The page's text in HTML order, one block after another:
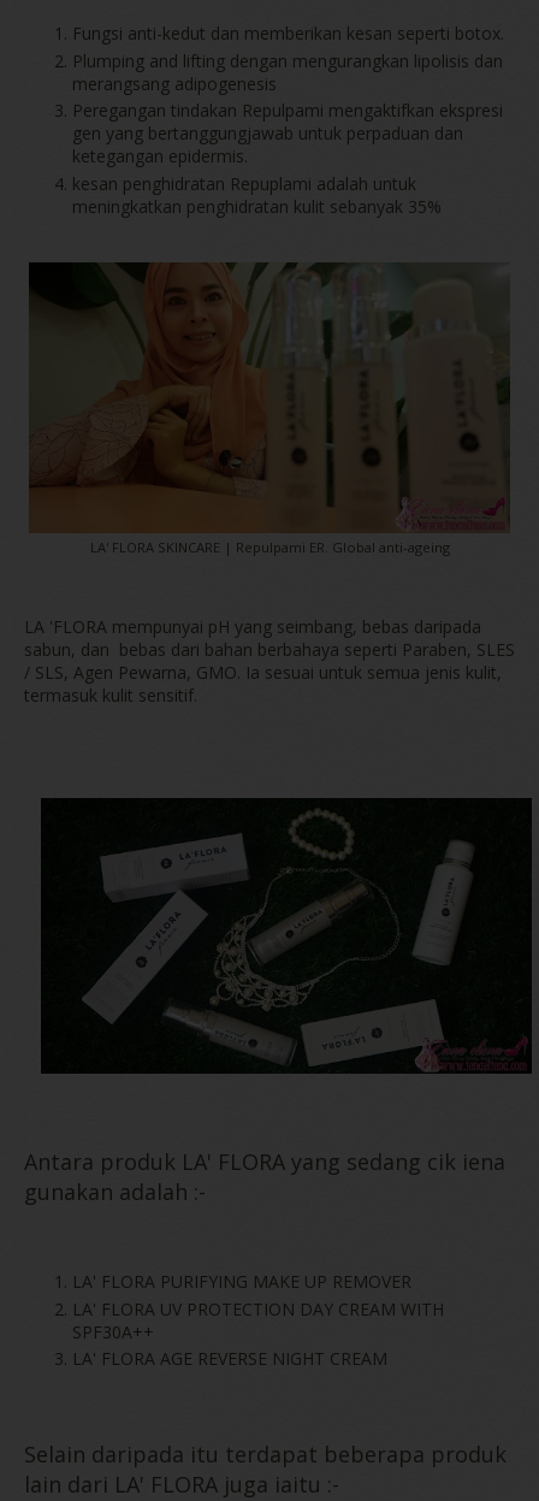
Fungsi anti-kedut dan memberikan kesan seperti botox.
Plumping and lifting dengan mengurangkan lipolisis dan
merangsang adipogenesis
Peregangan tindakan Repulpami mengaktifkan ekspresi
gen yang bertanggungjawab untuk perpaduan dan
ketegangan epidermis.
kesan penghidratan Repuplami adalah untuk
meningkatkan penghidratan kulit sebanyak 35%
LA' FLORA SKINCARE | Repulpami ER. Global anti-ageing
LA 'FLORA mempunyai pH yang seimbang, bebas daripada
sabun, dan bebas dari bahan berbahaya seperti Paraben, SLES
/ SLS, Agen Pewarna, GMO. Ia sesuai untuk semua jenis kulit,
termasuk kulit sensitif.
Antara produk LA' FLORA yang sedang cik iena
gunakan adalah :-
LA' FLORA PURIFYING MAKE UP REMOVER
LA' FLORA UV PROTECTION DAY CREAM WITH
SPF30A++
LA' FLORA AGE REVERSE NIGHT CREAM
Selain daripada itu terdapat beberapa produk
lain dari LA' FLORA juga iaitu :-